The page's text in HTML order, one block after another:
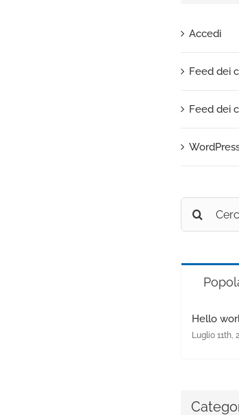
Accedi
Feed dei
Feed dei
Cerca
per:
Hello
Luglio 11th,